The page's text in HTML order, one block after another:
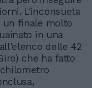
L'inconsueta
un finale molto
in una
delle 42
che ha fatto